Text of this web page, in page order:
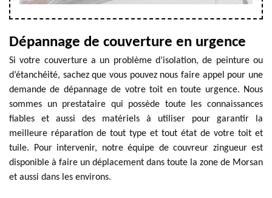
Dépannage de couverture en urgence
Si votre couverture a un problème d’isolation, de peinture ou
d’étanchéité, sachez que vous pouvez nous faire appel pour une
demande de dépannage de votre toit en toute urgence. Nous
sommes un prestataire qui possède toute les connaissances
fiables et aussi des matériels à utiliser pour garantir la
meilleure réparation de tout type et tout état de votre toit et
tuile. Pour intervenir, notre équipe de couvreur zingueur est
disponible à faire un déplacement dans toute la zone de Morsan
et aussi dans les environs.